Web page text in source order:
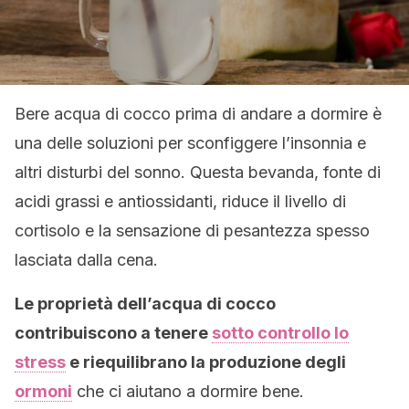
Bere acqua di cocco prima di andare a dormire è
una delle soluzioni per sconfiggere l’insonnia e
altri disturbi del sonno. Questa bevanda, fonte di
acidi grassi e antiossidanti, riduce il livello di
cortisolo e la sensazione di pesantezza spesso
lasciata dalla cena.
Le proprietà dell’acqua di cocco
contribuiscono a tenere sotto controllo lo
stress e riequilibrano la produzione degli
ormoni che ci aiutano a dormire bene.